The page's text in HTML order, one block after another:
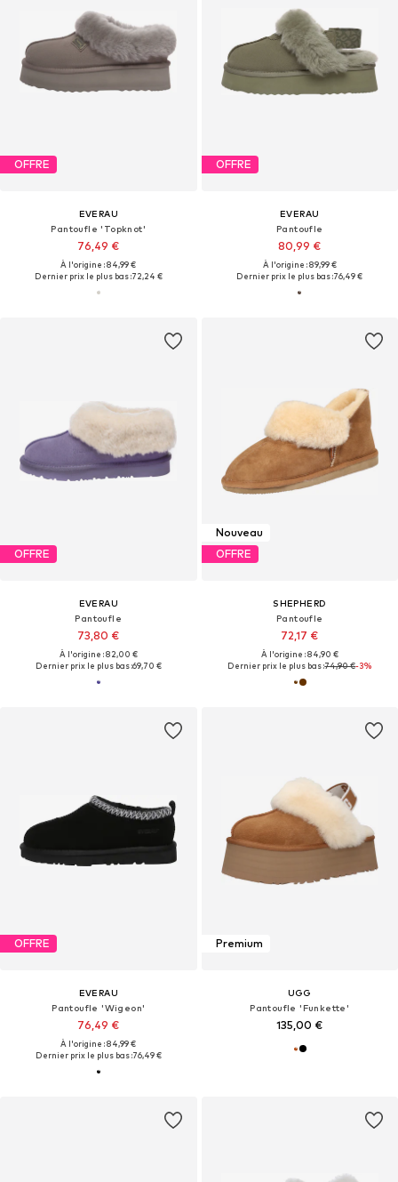
OFFRE
EVERAU
Pantoufle 'Topknot'
76,49 €
À l'origine : 84,99 €
Dernier prix le plus bas :72,24 €
OFFRE
EVERAU
Pantoufle
80,99 €
À l'origine : 89,99 €
Dernier prix le plus bas :76,49 €
OFFRE
EVERAU
Pantoufle
73,80 €
À l'origine : 82,00 €
Dernier prix le plus bas :69,70 €
Nouveau
OFFRE
SHEPHERD
Pantoufle
72,17 €
À l'origine : 84,90 €
Dernier prix le plus bas :74,90 €-3%
OFFRE
EVERAU
Pantoufle 'Wigeon'
76,49 €
À l'origine : 84,99 €
Dernier prix le plus bas :76,49 €
Premium
UGG
Pantoufle 'Funkette'
135,00 €